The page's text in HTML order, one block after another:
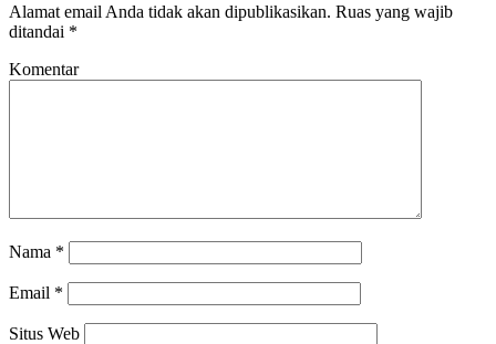
Alamat email Anda tidak akan dipublikasikan. Ruas yang wajib
ditandai *
Komentar
Nama *
Email *
Situs Web